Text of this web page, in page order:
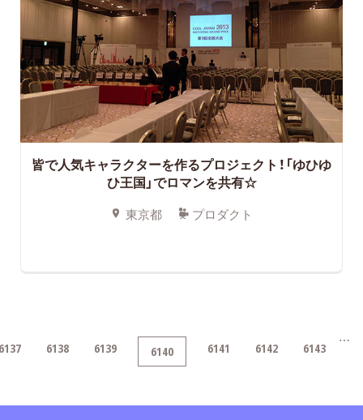
皆で人気キャラクターを作るプロジェクト！「ゆひゆ
ひ王国」でロマンを共有☆
東京都 プロダクト
6138 6139 6140 6141 6142 6143 …